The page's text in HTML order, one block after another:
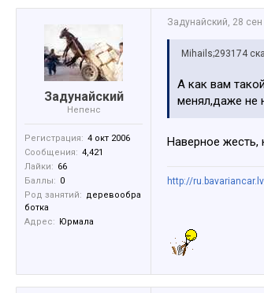
Задунайский
Непенс
Регистрация: 4 окт 2006
Сообщения: 4,421
Лайки: 66
Баллы: 0
Род занятий: деревообра
ботка
Адрес: Юрмала
Задунайский, 28
Mihails;293174
А как вам
менял,даже не
Наверное жесть,
http://